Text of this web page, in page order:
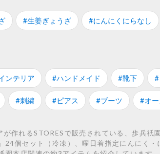
#生姜ぎょうざ #にんにくにらなし
ンテリア #ハンドメイド #靴下
#刺繍 #ピアス #ブーツ #オ
作れるSTORESで販売されている、歩兵祇
24個セット（冷凍）、曜日着指定にんにく